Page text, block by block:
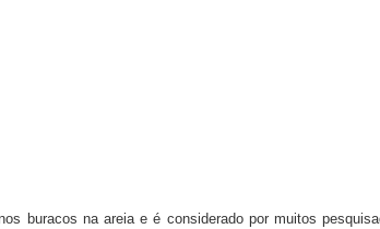
buracos na areia e é considerado por muitos